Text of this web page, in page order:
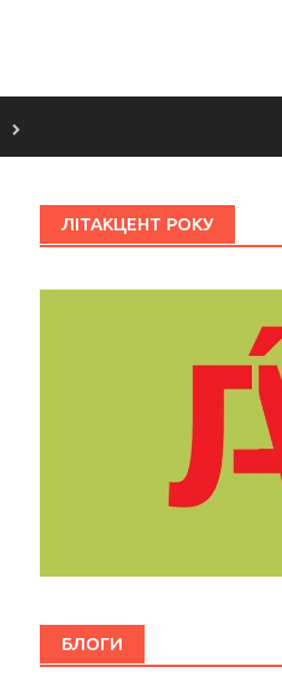
ЛІТАКЦЕНТ РОКУ
БЛОГИ